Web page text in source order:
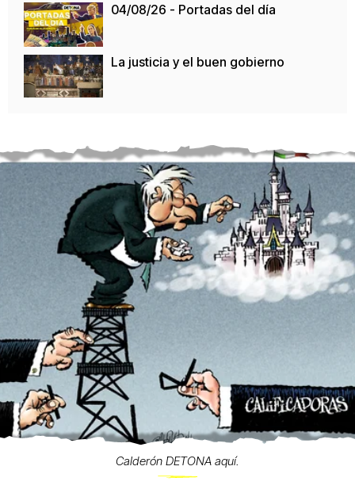
04/08/26 - Portadas del día
La justicia y el buen gobierno
Calderón DETONA aquí.